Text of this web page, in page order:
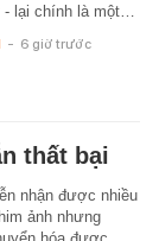
lại chính là một…
- 6 giờ trước
thất bại
nhận được nhiều
ảnh nhưng